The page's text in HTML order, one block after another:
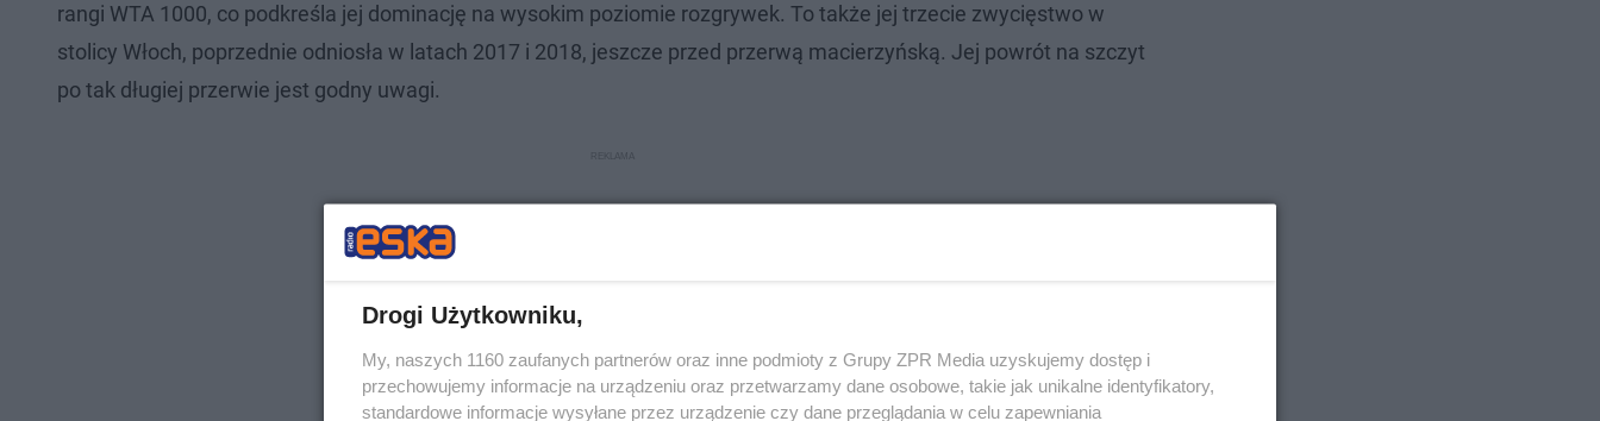
rangi WTA 1000, co podkreśla jej dominację na wysokim poziomie rozgrywek. To także jej trzecie zwycięstwo w
stolicy Włoch, poprzednie odniosła w latach 2017 i 2018, jeszcze przed przerwą macierzyńską. Jej powrót na szczyt
po tak długiej przerwie jest godny uwagi.
Drogi Użytkowniku,
My, naszych 1160 zaufanych partnerów oraz inne podmioty z Grupy ZPR Media uzyskujemy dostęp i
przechowujemy informacje na urządzeniu oraz przetwarzamy dane osobowe, takie jak unikalne identyfikatory,
standardowe informacje wysyłane przez urządzenie czy dane przeglądania w celu zapewniania